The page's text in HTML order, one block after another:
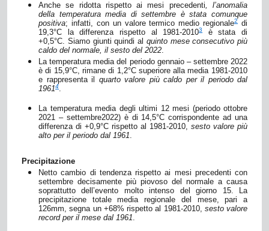
Anche se ridotta rispetto ai mesi precedenti, l’anomalia
della temperatura media di settembre è stata comunque
positiva; infatti, con un valore termico medio regionale2di
19,3°C la differenza rispetto al 1981-20103è stata di
+0,5°C. Siamo giunti quindi al quinto mese consecutivo più
caldo del normale, il sesto del 2022.
La temperatura media del periodo gennaio – settembre2022
è di 15,9°C, rimane di 1,2°C superioreal la media 1981-2010
e rappresenta il quarto valore più caldo per il periodo dal
19614.
La temperatura media degli ultimi 12 mesi (periodo ottobre
2021 – settembre2022) è di 14,5°C corrispondente ad una
differenza di +0,9°C rispetto al 1981-2010, sesto valore più
alto per il periodo dal 1961.
Precipitazione
Netto cambio di tendenza rispetto ai mesi precedenti con
settembre decisamente più piovoso del normale a causa
soprattutto dell’evento molto intenso del giorno 15.
La
precipitazione totale media regionale del mese, pari a
126mm, segna un +68% rispetto al 1981-2010, sesto valore
record per il mese dal 1961.